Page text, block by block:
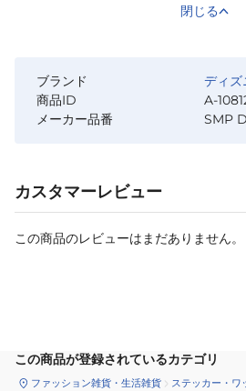
閉じる
ブランド
ディズ
商品ID
A-
メーカー品番
SMP
カスタマーレビュー
この商品のレビューはまだありません。
この商品が登録されているカテゴリ
ファッション雑貨・生活雑貨 ステッカー・ワ